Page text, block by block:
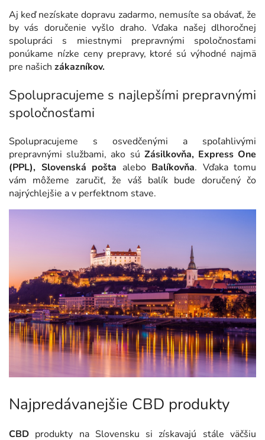
Aj keď nezískate dopravu zadarmo, nemusíte sa obávať, že
by vás doručenie vyšlo draho. Vďaka našej dlhoročnej
spolupráci s miestnymi prepravnými spoločnosťami
ponúkame nízke ceny prepravy, ktoré sú výhodné najmä
pre našich zákazníkov.
Spolupracujeme s najlepšími prepravnými
spoločnosťami
Spolupracujeme s osvedčenými a spoľahlivými
prepravnými službami, ako sú Zásilkovňa, Express One
(PPL), Slovenská pošta aleboBalíkovňa. Vďaka tomu
vám môžeme zaručiť, že váš balík bude doručený čo
najrýchlejšie a v perfektnom stave.
Najpredávanejšie CBD produkty
CBD produkty na Slovensku si získavajú stále väčšiu